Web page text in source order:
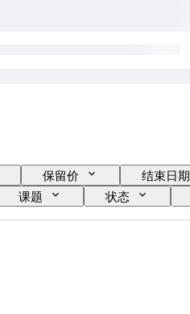
保留价 结束日期
课题 状态